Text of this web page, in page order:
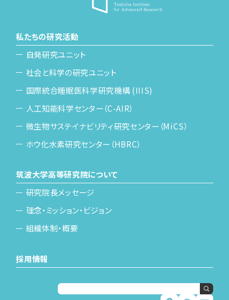
私たちの研究活動
自発研究ユニット
社会と科学の研究ユニット
国際統合睡眠医科学研究機構 (IIIS)
人工知能科学センター（C-AIR）
微生物サステイナビリティ研究センター（MiCS）
ホウ化水素研究センター（HBRC）
筑波大学高等研究院について
研究院長メッセージ
理念・ミッション・ビジョン
組織体制・概要
採用情報